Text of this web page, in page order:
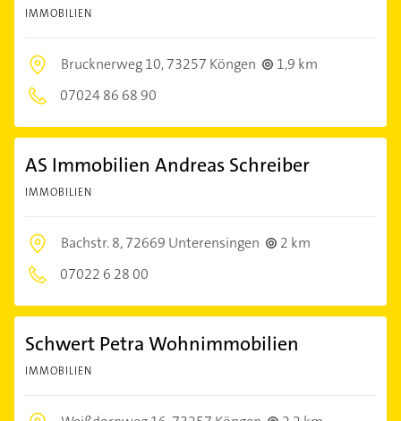
IMMOBILIEN
Brucknerweg 10,73257 Köngen
1,9 km
07024 86 68 90
AS Immobilien Andreas Schreiber
IMMOBILIEN
Bachstr. 8,72669 Unterensingen
2 km
07022 6 28 00
Schwert Petra Wohnimmobilien
IMMOBILIEN